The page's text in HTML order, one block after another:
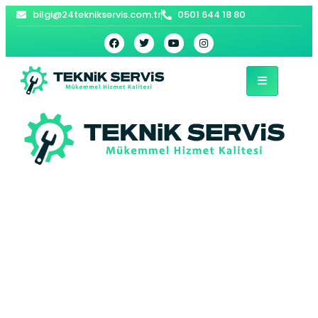
bilgi@24teknikservis.com.tr 0501 644 18 80